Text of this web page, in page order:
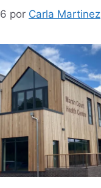
por Carla Martinez